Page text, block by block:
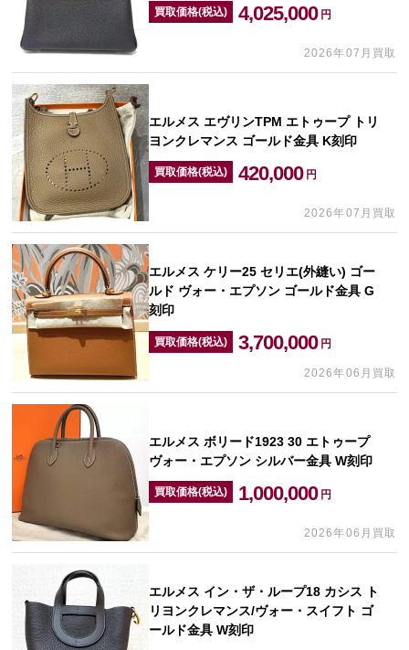
買取価格(税込) 4,025,000 円
2026年07月買取
エルメス エヴリンTPM エトゥープ トリ
ヨンクレマンス ゴールド金具 K刻印
買取価格(税込) 420,000 円
2026年07月買取
エルメス ケリー25 セリエ(外縫い) ゴー
ルド ヴォー・エプソン ゴールド金具 G
刻印
買取価格(税込) 3,700,000 円
2026年06月買取
エルメス ボリード1923 30 エトゥープ
ヴォー・エプソン シルバー金具 W刻印
買取価格(税込) 1,000,000 円
2026年06月買取
エルメス イン・ザ・ループ18 カシス ト
リヨンクレマンス/ヴォー・スイフト ゴ
ールド金具 W刻印